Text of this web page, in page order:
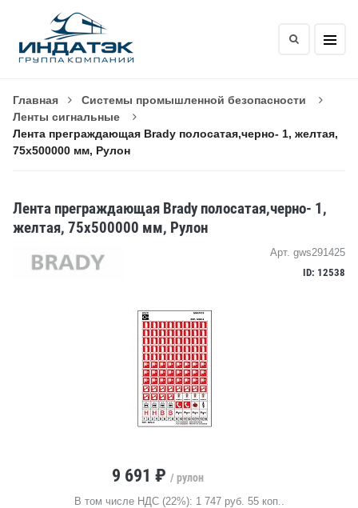
Главная
Системы промышленной безопасности
Ленты сигнальные
Лента преграждающая Brady полосатая,черно- 1, желтая,
75x500000 мм, Рулон
Лента преграждающая Brady полосатая,черно- 1,
желтая, 75x500000 мм, Рулон
Арт. gws291425
ID: 12538
9 691 ₽/ рулон
В том числе НДС (22%): 1 747 руб. 55 коп..